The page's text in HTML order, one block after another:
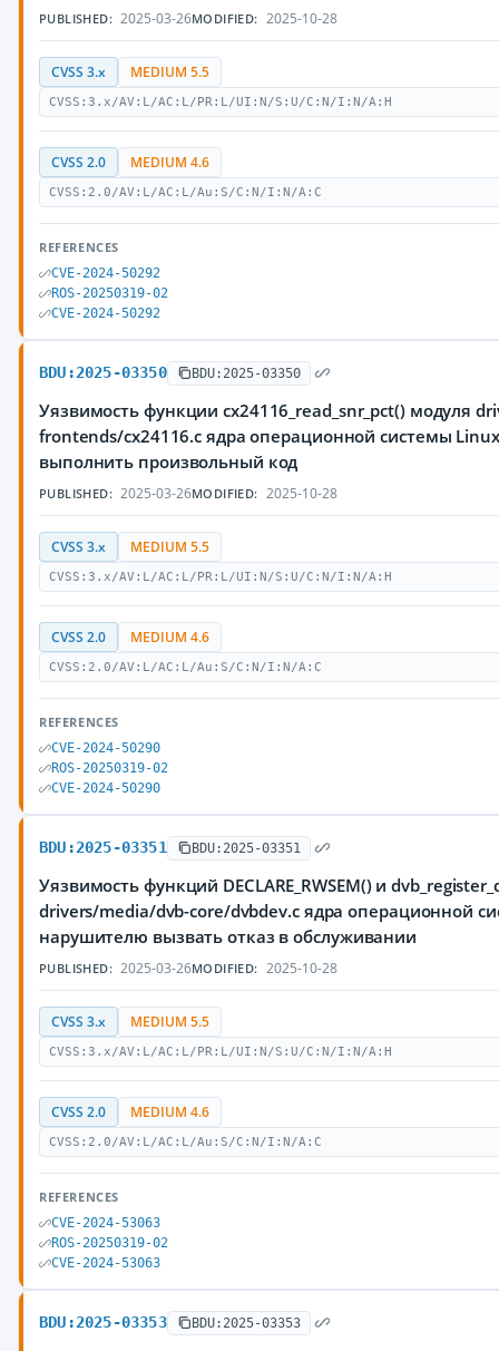
PUBLISHED: 2025-03-26MODIFIED: 2025-10-28
CVSS 3.x MEDIUM 5.5
CVSS:3.x/AV:L/AC:L/PR:L/UI:N/S:U/C:N/I:N/A:H
CVSS 2.0 MEDIUM 4.6
CVSS:2.0/AV:L/AC:L/Au:S/C:N/I:N/A:C
REFERENCES
CVE-2024-50292
ROS-20250319-02
CVE-2024-50292
BDU:2025-03350 BDU:2025-03350
Уязвимость функции cx24116_read_snr_pct() модуля
frontends/cx24116.c ядра операционной системы
выполнить произвольный код
PUBLISHED: 2025-03-26MODIFIED: 2025-10-28
CVSS 3.x MEDIUM 5.5
CVSS:3.x/AV:L/AC:L/PR:L/UI:N/S:U/C:N/I:N/A:H
CVSS 2.0 MEDIUM 4.6
CVSS:2.0/AV:L/AC:L/Au:S/C:N/I:N/A:C
REFERENCES
CVE-2024-50290
ROS-20250319-02
CVE-2024-50290
BDU:2025-03351 BDU:2025-03351
Уязвимость функций DECLARE_RWSEM() и
drivers/media/dvb-core/dvbdev.c ядра операционной
нарушителю вызвать отказ в обслуживании
PUBLISHED: 2025-03-26MODIFIED: 2025-10-28
CVSS 3.x MEDIUM 5.5
CVSS:3.x/AV:L/AC:L/PR:L/UI:N/S:U/C:N/I:N/A:H
CVSS 2.0 MEDIUM 4.6
CVSS:2.0/AV:L/AC:L/Au:S/C:N/I:N/A:C
REFERENCES
CVE-2024-53063
ROS-20250319-02
CVE-2024-53063
BDU:2025-03353 BDU:2025-03353